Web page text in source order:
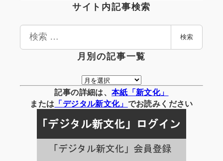
サイト内記事検索
検
検索
月別の記事一覧
月
別
の
事
一
覧
記事の詳細は、 本紙「新文化」
または 「デジタル新文化」 でお読みください